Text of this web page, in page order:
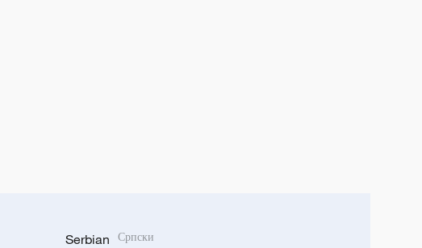
Serbian Српски